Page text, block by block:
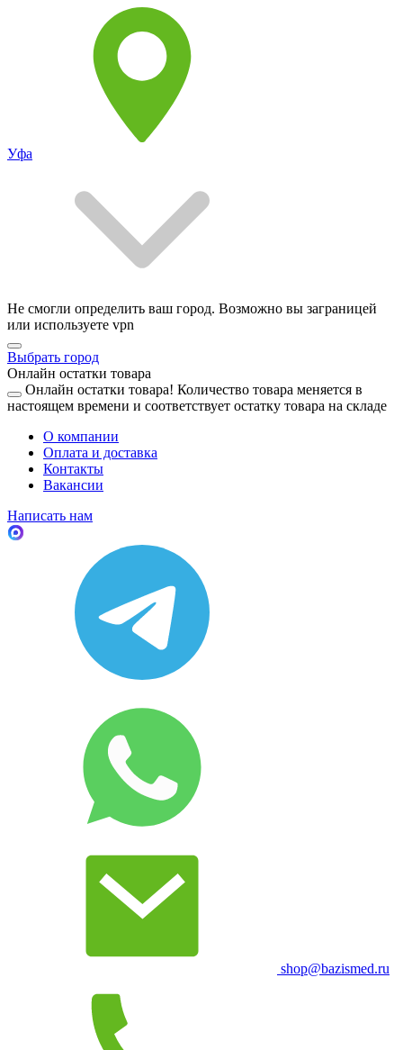
Уфа
Не смогли определить ваш город. Возможно вы заграницей
или используете vpn
Выбрать город
Онлайн остатки товара
Онлайн остатки товара! Количество товара меняется в
настоящем времени и соответствует остатку товара на складе
О компании
Оплата и доставка
Контакты
Вакансии
Написать нам
shop@bazismed.ru